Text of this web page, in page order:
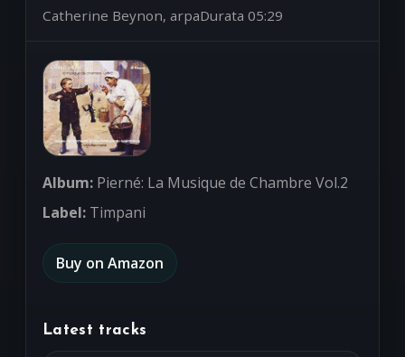
Catherine Beynon, arpaDurata 05:29
Album: Pierné: La Musique de Chambre Vol.2
Label: Timpani
Buy on Amazon
Latest tracks